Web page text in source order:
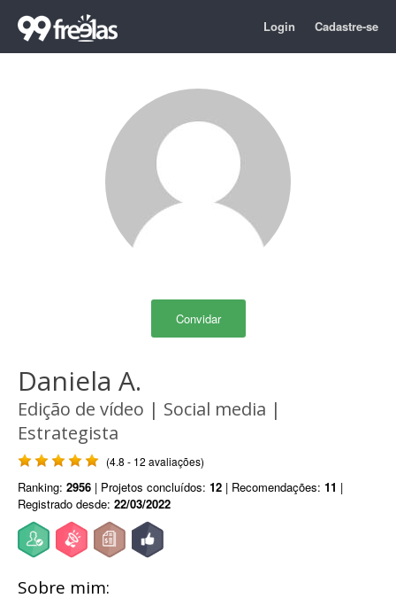
Login Cadastre-se
Convidar
Daniela A.
Edição de vídeo | Social media |
Estrategista
(4.8 - 12 avaliações)
Ranking: 2956 | Projetos concluídos: 12 | Recomendações: 11 |
Registrado desde: 22/03/2022
Sobre mim: